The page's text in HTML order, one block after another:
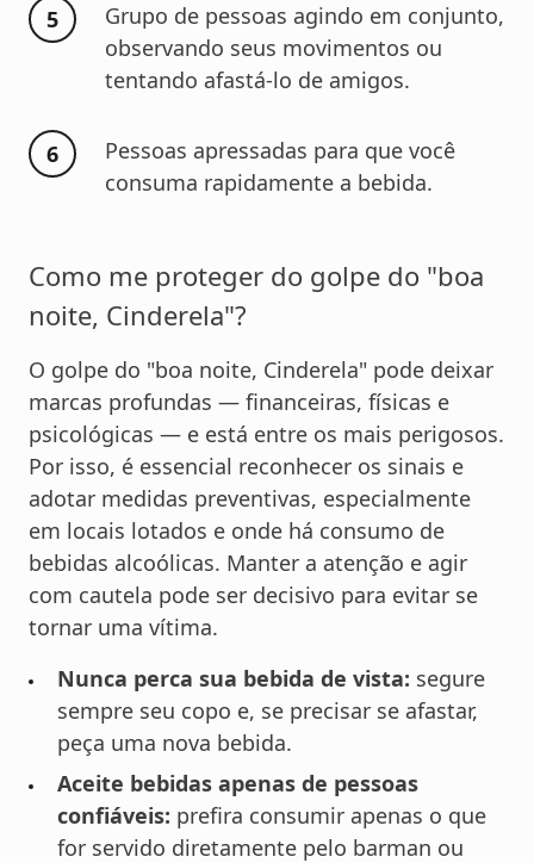
Grupo de pessoas agindo em conjunto,
observando seus movimentos ou
tentando afastá-lo de amigos.
Pessoas apressadas para que você
consuma rapidamente a bebida.
Como me proteger do golpe do "boa
noite, Cinderela"?
O golpe do "boa noite, Cinderela" pode deixar
marcas profundas — financeiras, físicas e
psicológicas — e está entre os mais perigosos.
Por isso, é essencial reconhecer os sinais e
adotar medidas preventivas, especialmente
em locais lotados e onde há consumo de
bebidas alcoólicas. Manter a atenção e agir
com cautela pode ser decisivo para evitar se
tornar uma vítima.
Nunca perca sua bebida de vista: segure
sempre seu copo e, se precisar se afastar,
peça uma nova bebida.
Aceite bebidas apenas de pessoas
confiáveis: prefira consumir apenas o que
for servido diretamente pelo barman ou